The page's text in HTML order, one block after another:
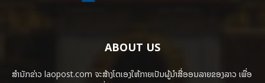
ABOUT US
ສຳນັກຂ່າວ laopost.com ຈະສ້າງໂຕເອງໃຫ້ກາຍເປັນຜູ້ນຳສື່ອອນລາຍຂອງລາວ ເພື່ອ